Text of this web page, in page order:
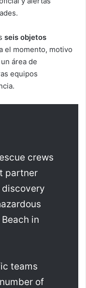
seis objetos
el momento, motivo
área de
equipos
crews
partner
in
teams
of